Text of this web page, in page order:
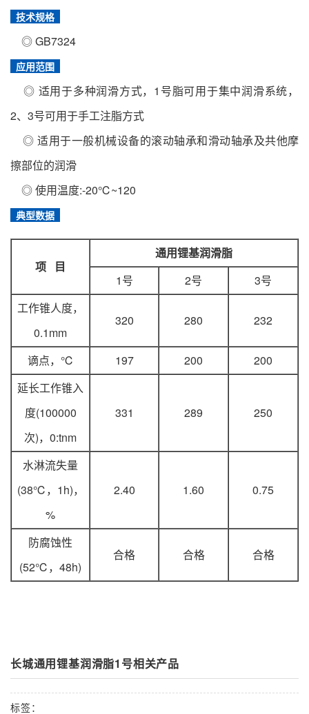
技术规格
◎ GB7324
应用范围
◎ 适用于多种润滑方式，1号脂可用于集中润滑系统，
2、3号可用于手工注脂方式
◎ 适用于一般机械设备的滚动轴承和滑动轴承及共他摩
擦部位的润滑
◎ 使用温度:-20℃~120
典型数据
项 目
通用锂基润滑脂
1号
2号
3号
工作锥人度，
0.1mm
320 280 232
谪点，℃ 197 200
200
延长工作锥入
度(100000
次)，0:tnm
331 289 250
水淋流失量
(38℃，1h)，
%
2.40 1.60 0.75
防腐蚀性
(52℃，48h)
合格 合格 合格
长城通用锂基润滑脂1号相关产品
标签：